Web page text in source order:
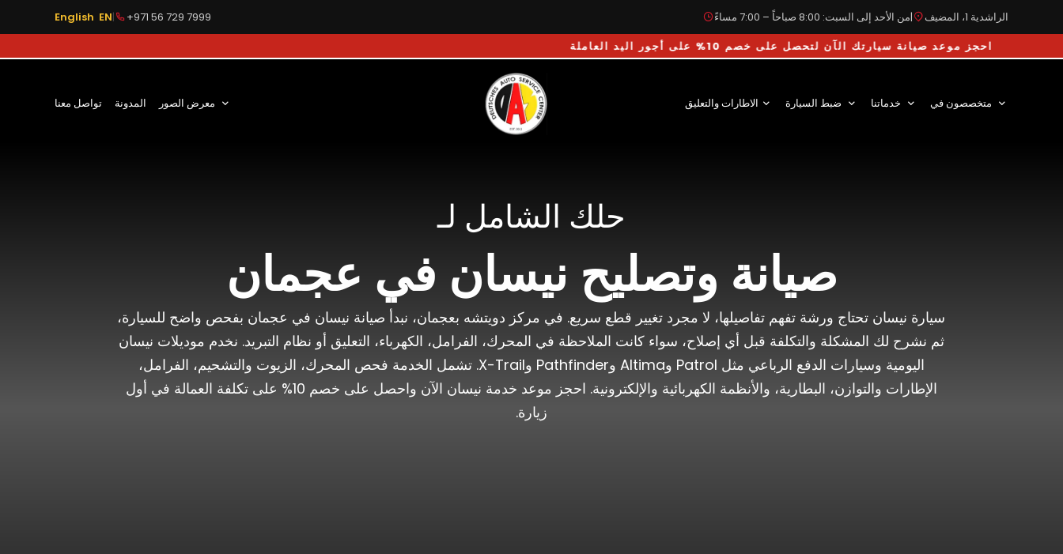
الراشدية 1، المضيف |من الأحد إلى السبت: 8:00 صباحاً – 7:00 مساءً +971 56 729 7999
|
English EN
احجز موعد صيانة سيارتك الآن لتحصل على خصم 10% على أجور اليد العاملة
تواصل معنا المدونة الاطارات والتعليق
حلك الشامل لـ
صيانة وتصليح نيسان في عجمان
سيارة نيسان تحتاج ورشة تفهم تفاصيلها، لا مجرد تغيير قطع سريع. في مركز دويتشه بعجمان، نبدأ صيانة نيسان في عجمان بفحص واضح للسيارة،
ثم نشرح لك المشكلة والتكلفة قبل أي إصلاح، سواء كانت الملاحظة في المحرك، الفرامل، الكهرباء، التعليق أو نظام التبريد. نخدم موديلات نيسان
اليومية وسيارات الدفع الرباعي مثل Patrol وAltima وPathfinder وX-Trail. تشمل الخدمة فحص المحرك، الزيوت والتشحيم، الفرامل،
الإطارات والتوازن، البطارية، والأنظمة الكهربائية والإلكترونية. احجز موعد خدمة نيسان الآن واحصل على خصم 10% على تكلفة العمالة في أول
زيارة.